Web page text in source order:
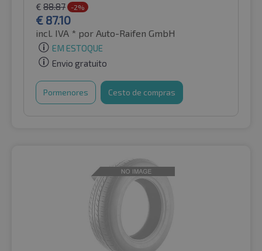
€ 88.87 -2%
€ 87.10
incl. IVA * por Auto-Raifen GmbH
EM ESTOQUE
Envio gratuito
Pormenores Cesto de compras